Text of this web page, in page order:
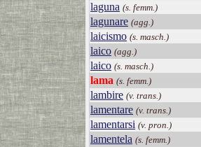
laguna (s. femm.)
lagunare (agg.)
laicismo (s. masch.)
laico (agg.)
laico (s. masch.)
lama (s. femm.)
lambire (v. trans.)
lamentare (v. trans.)
lamentarsi (v. pron.)
lamentela (s. femm.)